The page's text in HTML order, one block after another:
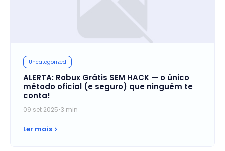
Uncategorized
ALERTA: Robux Grátis SEM HACK — o único
método oficial (e seguro) que ninguém te
conta!
09 set 2025•3 min
Ler mais